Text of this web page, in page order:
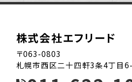
株式会社エフリード
〒063-0803
札幌市西区二十四軒3条4丁目